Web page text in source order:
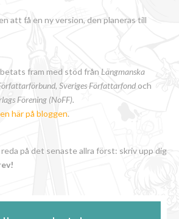
att få en ny version, den planeras till
fram med stöd från Längmanska
, Sveriges Författarfond och
Förening (NoFF).
här på bloggen.
på det senaste allra först: skriv upp dig